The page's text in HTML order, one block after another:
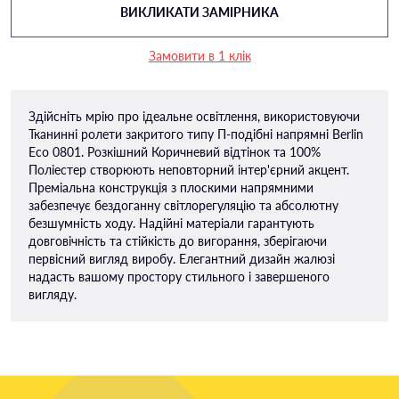
ВИКЛИКАТИ ЗАМІРНИКА
Замовити в 1 клік
Здійсніть мрію про ідеальне освітлення, використовуючи
Тканинні ролети закритого типу П-подiбні напрямні Berlin
Eco 0801. Розкішний Коричневий відтінок та 100%
Поліестер створюють неповторний інтер'єрний акцент.
Преміальна конструкція з плоскими напрямними
забезпечує бездоганну світлорегуляцію та абсолютну
безшумність ходу. Надійні матеріали гарантують
довговічність та стійкість до вигорання, зберігаючи
первісний вигляд виробу. Елегантний дизайн жалюзі
надасть вашому простору стильного і завершеного
вигляду.